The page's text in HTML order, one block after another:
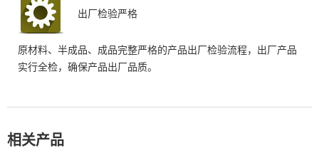
出厂检验严格
原材料、半成品、成品完整严格的产品出厂检验流程，出厂产品
实行全检，确保产品出厂品质。
相关产品